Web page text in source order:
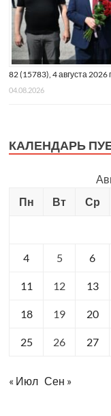
82 (15783), 4 августа 2026 г.
04.08.2026
КАЛЕНДАРЬ
Пн
Вт Ср
4 5 6
11 12 13
18 19 20
25 26 27
« Июл Сен »